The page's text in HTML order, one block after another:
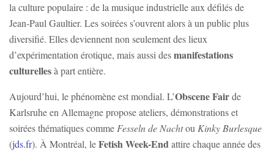
la culture populaire : de la musique industrielle aux défilés de
Jean-Paul Gaultier. Les soirées s’ouvrent alors à un public plus
diversifié. Elles deviennent non seulement des lieux
d’expérimentation érotique, mais aussi desmanifestations
culturellesà part entière.
Aujourd’hui, le phénomène est mondial. L’Obscene Fairde
Karlsruhe en Allemagne propose ateliers, démonstrations et
soirées thématiques comme Fesseln de Nachtou Kinky Burlesque
(jds.fr). À Montréal, leFetish Week-Endattire chaque année des